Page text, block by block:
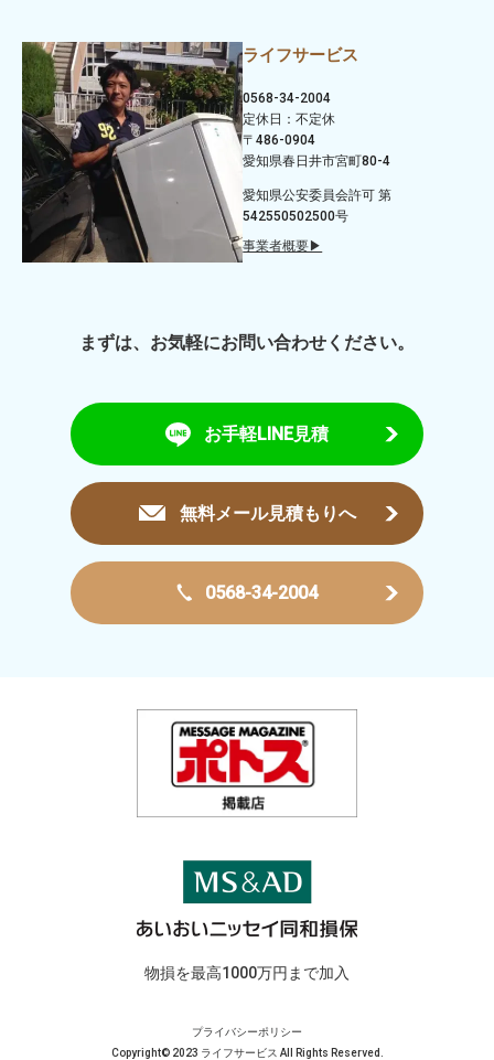
ライフサービス
0568-34-2004
定休日：不定休
〒486-0904
愛知県春日井市宮町80-4
愛知県公安委員会許可 第
542550502500号
事業者概要▶
まずは、お気軽にお問い合わせください。
お手軽LINE見積
無料メール見積もりへ
0568-34-2004
物損を最高1000万円まで加入
プライバシーポリシー
Copyright© 2023 ライフサービス All Rights Reserved.